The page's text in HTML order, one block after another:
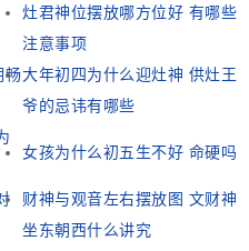
灶君神位摆放哪方位好 有哪些
注意事项
畅大年初四为什么迎灶神 供灶王
爷的忌讳有哪些
女孩为什么初五生不好 命硬吗
财神与观音左右摆放图 文财神
坐东朝西什么讲究